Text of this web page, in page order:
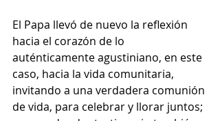
El Papa llevó de nuevo la reflexión
hacia el corazón de lo
auténticamente agustiniano, en este
caso, hacia la vida comunitaria,
invitando a una verdadera comunión
de vida, para celebrar y llorar juntos;